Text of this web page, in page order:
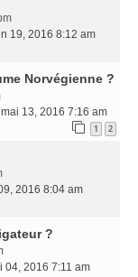
19, 2016 8:12 am
Norvégienne ?
13, 2016 7:16 am
1 2
2016 8:04 am
?
04, 2016 7:11 am